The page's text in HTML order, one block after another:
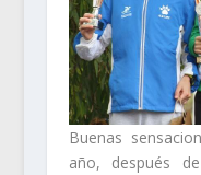
Buenas
año, después